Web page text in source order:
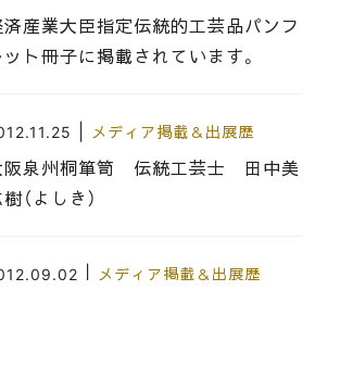
済産業大臣指定伝統的工芸品パンフ
ット冊子に掲載されています。
メディア掲載＆出展歴
阪泉州桐箪笥 伝統工芸士 田中美
（よしき）
メディア掲載＆出展歴